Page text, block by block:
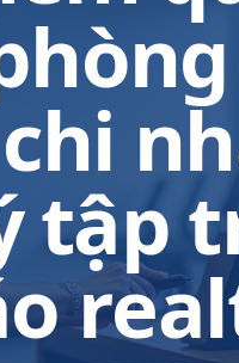
tập